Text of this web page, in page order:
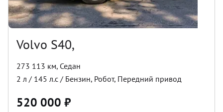
Volvo S40,
273 113 км, Седан
2 л / 145 л.с / Бензин, Робот, Передний привод
520 000 ₽